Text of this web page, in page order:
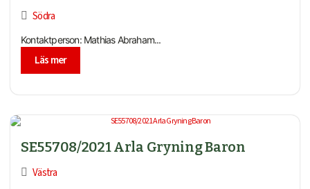
Södra
Kontaktperson: Mathias Abraham...
Läs mer
SE55708/2021 Arla Gryning Baron
Västra